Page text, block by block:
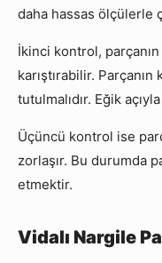
daha hassas ölçülerle
İkinci kontrol, parçanın
karıştırabilir.
tutulmalıdır. Eğik
Üçüncü kontrol ise
zorlaşır. Bu durumda
etmektir.
Vidalı Nargile